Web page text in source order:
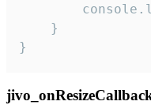
    }
}